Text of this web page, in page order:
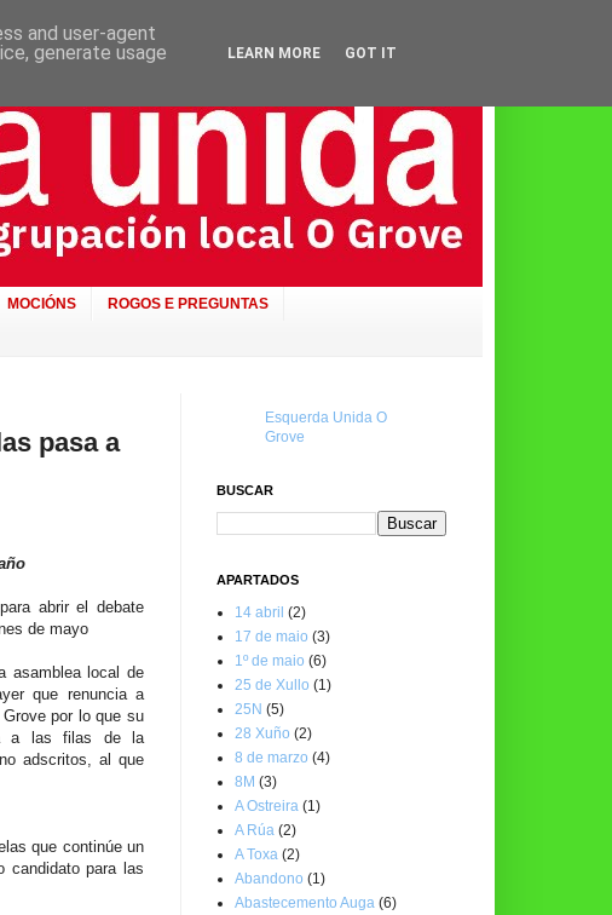
MOCIÓNS ROGOS E PREGUNTAS
pasa a
abrir el debate
de mayo
asamblea local de
que renuncia a
por lo que su
a las filas de la
adscritos, al que
que continúe un
candidato para las
Esquerda Unida O
Grove
BUSCAR
APARTADOS
14 abril (2)
17 de maio (3)
1º de maio (6)
25 de Xullo (1)
25N (5)
28 Xuño (2)
8 de marzo (4)
8M (3)
A Ostreira (1)
A Rúa (2)
A Toxa (2)
Abandono (1)
Abastecemento Auga (6)
and user-agent
generate usage
LEARN MORE GOT IT